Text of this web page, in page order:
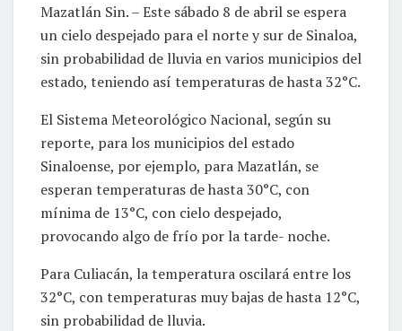
Mazatlán Sin. – Este sábado 8 de abril se espera
un cielo despejado para el norte y sur de Sinaloa,
sin probabilidad de lluvia en varios municipios del
estado, teniendo así temperaturas de hasta 32°C.
El Sistema Meteorológico Nacional, según su
reporte, para los municipios del estado
Sinaloense, por ejemplo, para Mazatlán, se
esperan temperaturas de hasta 30°C, con
mínima de 13°C, con cielo despejado,
provocando algo de frío por la tarde- noche.
Para Culiacán, la temperatura oscilará entre los
32°C, con temperaturas muy bajas de hasta 12°C,
sin probabilidad de lluvia.